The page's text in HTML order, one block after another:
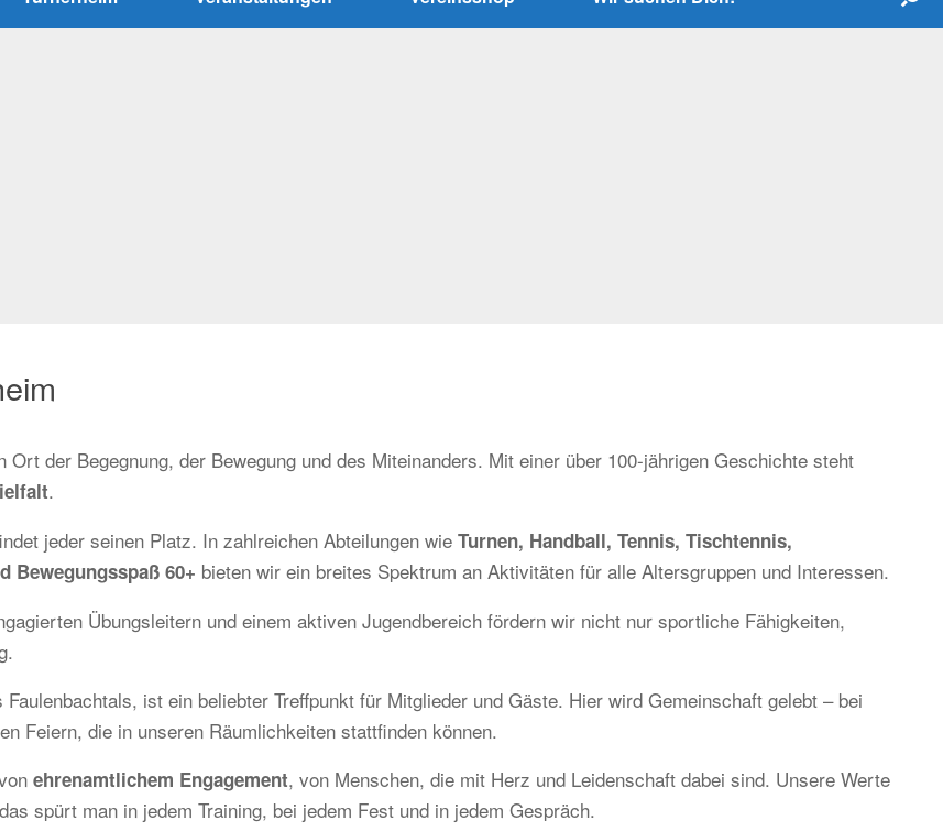
der Begegnung, der Bewegung und des Miteinanders. Mit einer über 100-jährigen Geschichte steht
.
jeder seinen Platz. In zahlreichen Abteilungen wie Turnen, Handball, Tennis, Tischtennis,
Bewegungsspaß 60+ bieten wir ein breites Spektrum an Aktivitäten für alle Altersgruppen und Interessen.
Übungsleitern und einem aktiven Jugendbereich fördern wir nicht nur sportliche Fähigkeiten,
ist ein beliebter Treffpunkt für Mitglieder und Gäste. Hier wird Gemeinschaft gelebt – bei
Feiern, die in unseren Räumlichkeiten stattfinden können.
ehrenamtlichem Engagement, von Menschen, die mit Herz und Leidenschaft dabei sind. Unsere Werte
spürt man in jedem Training, bei jedem Fest und in jedem Gespräch.